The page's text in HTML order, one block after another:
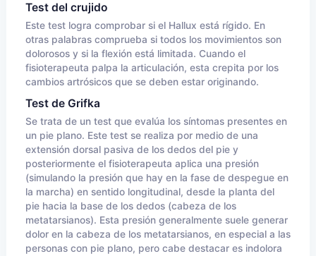
Test del crujido
Este test logra comprobar si el Hallux está rígido. En
otras palabras comprueba si todos los movimientos son
dolorosos y si la flexión está limitada. Cuando el
fisioterapeuta palpa la articulación, esta crepita por los
cambios artrósicos que se deben estar originando.
Test de Grifka
Se trata de un test que evalúa los síntomas presentes en
un pie plano. Este test se realiza por medio de una
extensión dorsal pasiva de los dedos del pie y
posteriormente el fisioterapeuta aplica una presión
(simulando la presión que hay en la fase de despegue en
la marcha) en sentido longitudinal, desde la planta del
pie hacia la base de los dedos (cabeza de los
metatarsianos). Esta presión generalmente suele generar
dolor en la cabeza de los metatarsianos, en especial a las
personas con pie plano, pero cabe destacar es indolora